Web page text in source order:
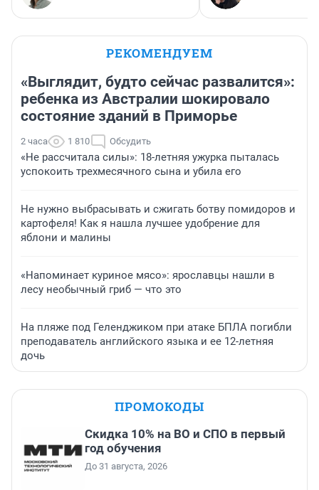
РЕКОМЕНДУЕМ
«Выглядит, будто сейчас развалится»:
ребенка из Австралии шокировало
состояние зданий в Приморье
2 часа 1 810 Обсудить
«Не рассчитала силы»: 18-летняя ужурка пыталась
успокоить трехмесячного сына и убила его
Не нужно выбрасывать и сжигать ботву помидоров и
картофеля! Как я нашла лучшее удобрение для
яблони и малины
«Напоминает куриное мясо»: ярославцы нашли в
лесу необычный гриб — что это
На пляже под Геленджиком при атаке БПЛА погибли
преподаватель английского языка и ее 12-летняя
дочь
ПРОМОКОДЫ
Скидка 10% на ВО и СПО в первый
год обучения
До 31 августа, 2026